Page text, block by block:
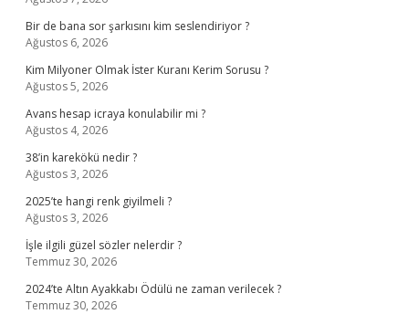
Bir de bana sor şarkısını kim seslendiriyor ?
Ağustos 6, 2026
Kim Milyoner Olmak İster Kuranı Kerim Sorusu ?
Ağustos 5, 2026
Avans hesap icraya konulabilir mi ?
Ağustos 4, 2026
38’in karekökü nedir ?
Ağustos 3, 2026
2025’te hangi renk giyilmeli ?
Ağustos 3, 2026
İşle ilgili güzel sözler nelerdir ?
Temmuz 30, 2026
2024’te Altın Ayakkabı Ödülü ne zaman verilecek ?
Temmuz 30, 2026